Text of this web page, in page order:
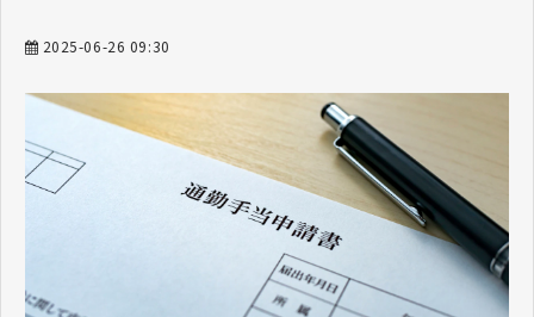
お役立ち情報
資料ダウンロード
2025-06-26 09:30